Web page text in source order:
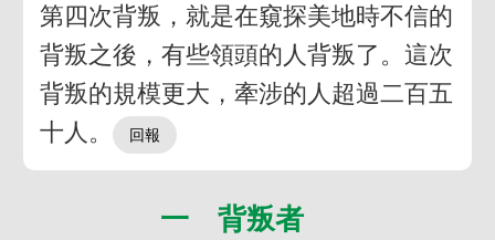
第四次背叛，就是在窺探美地時不信的
背叛之後，有些領頭的人背叛了。這次
背叛的規模更大，牽涉的人超過二百五
十人。
一 背叛者